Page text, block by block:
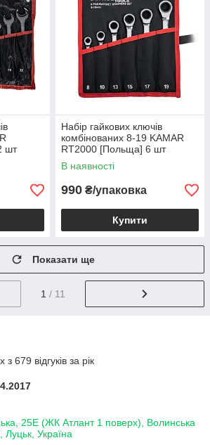
шт
Набір гайкових ключів
комбінованих 8-19 KAMAR
RT2000 [Польща] 6 шт
В наявності
990 ₴/упаковка
Купити
Показати ще
1 / 11
679 відгуків за рік
25Е (ЖК Атлант 1 поверх), Волинська
Луцьк, Україна